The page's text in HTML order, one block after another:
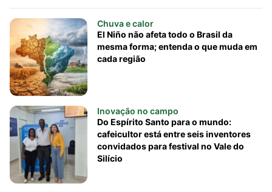
Chuva e calor
El Niño não afeta todo o Brasil da
mesma forma; entenda o que muda em
cada região
Inovação no campo
Do Espírito Santo para o mundo:
cafeicultor está entre seis inventores
convidados para festival no Vale do
Silício